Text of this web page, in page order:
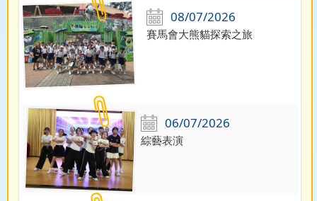
08/07/2026
賽馬會大熊貓探索之旅
06/07/2026
綜藝表演